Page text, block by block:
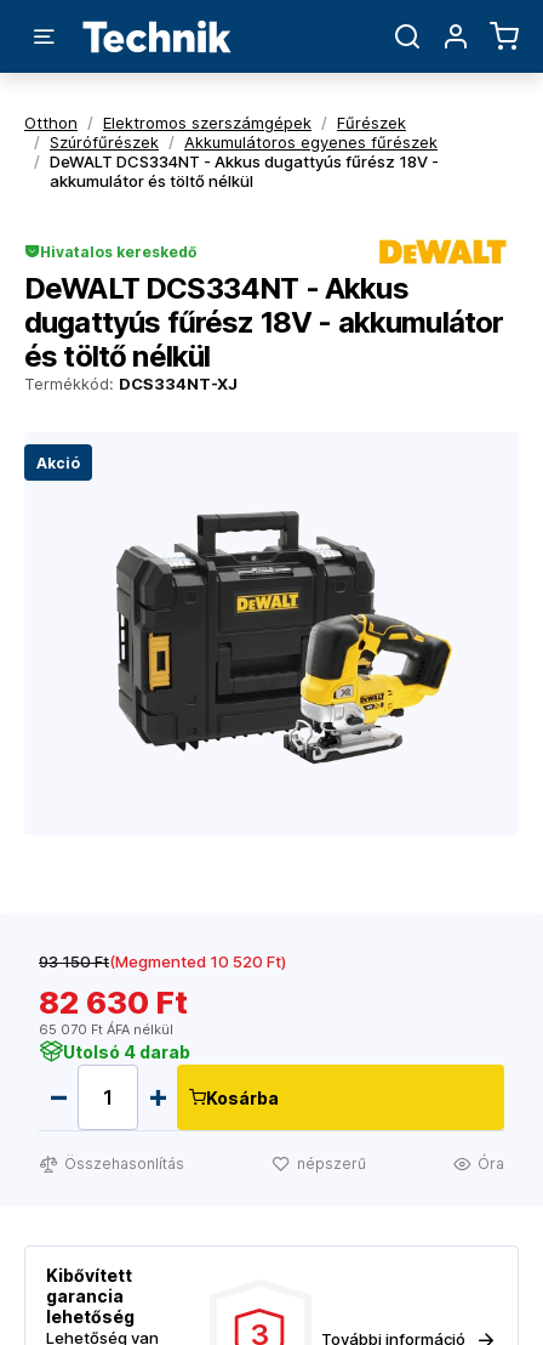
Otthon / Elektromos szerszámgépek / Fűrészek
/ Szúrófűrészek / Akkumulátoros egyenes fűrészek
/ DeWALT DCS334NT - Akkus dugattyús fűrész 18V -
akkumulátor és töltő nélkül
Akció
Termékkód: DCS334NT-XJ
Hivatalos kereskedő
DeWALT DCS334NT - Akkus
dugattyús fűrész 18V - akkumulátor
és töltő nélkül
93 150 Ft(Megmented 10 520 Ft)
82 630 Ft
65 070 Ft ÁFA nélkül
Utolsó 4 darab
Kosárba
Összehasonlítás népszerű Óra
Kibővített
garancia
lehetőség
Lehetőség van
3 További információ